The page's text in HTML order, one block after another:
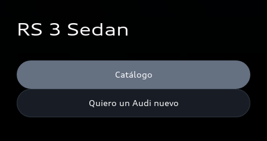
RS 3 Sedan
Catálogo
Quiero un Audi nuevo